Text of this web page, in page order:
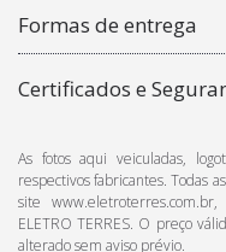
Formas de entrega
Certificados e
As fotos aqui veiculadas,
respectivos fabricantes. Todas
site
ELETRO TERRES. O preço
alterado sem aviso prévio.